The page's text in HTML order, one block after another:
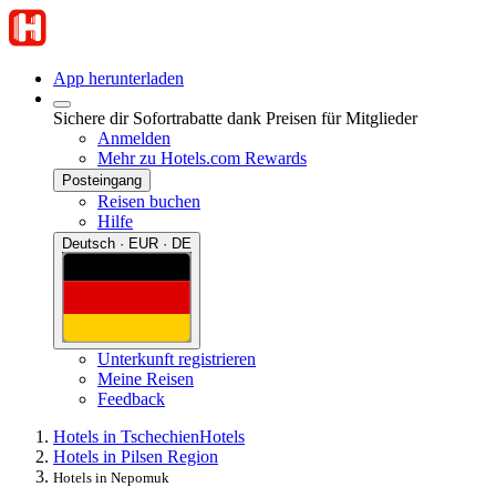
App herunterladen
Sichere dir Sofortrabatte dank Preisen für Mitglieder
Anmelden
Mehr zu Hotels.com Rewards
Posteingang
Reisen buchen
Hilfe
Deutsch · EUR · DE
Unterkunft registrieren
Meine Reisen
Feedback
Hotels in TschechienHotels
Hotels in Pilsen Region
Hotels in Nepomuk